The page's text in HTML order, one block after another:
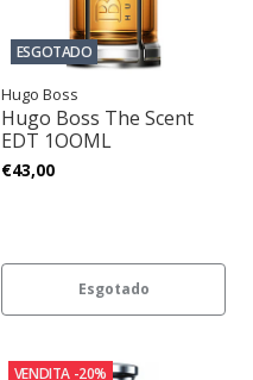
ESGOTADO
Hugo Boss
Hugo Boss The Scent
EDT 1OOML
€43,00
Esgotado
VENDITA -20%